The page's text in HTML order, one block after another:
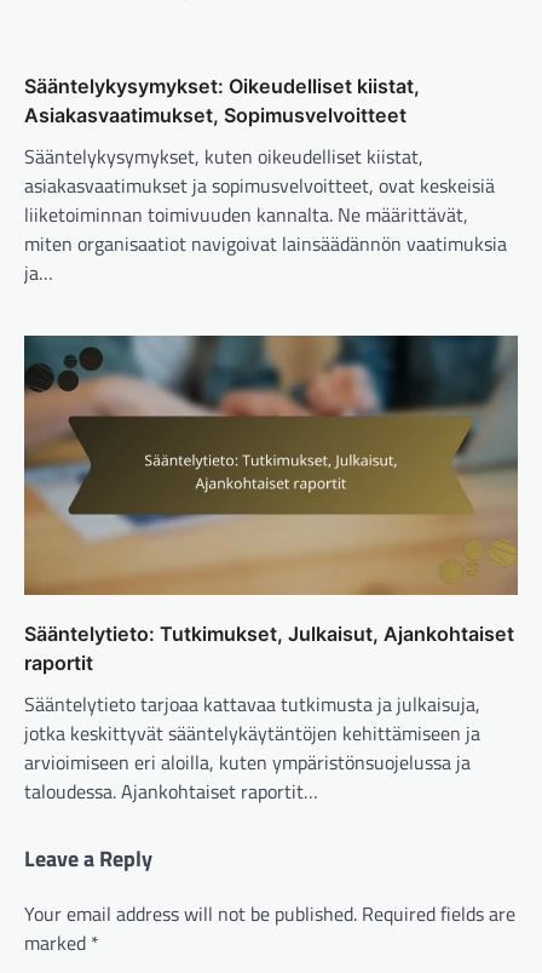
Sääntelykysymykset: Oikeudelliset kiistat,
Asiakasvaatimukset, Sopimusvelvoitteet
Sääntelykysymykset, kuten oikeudelliset kiistat,
asiakasvaatimukset ja sopimusvelvoitteet, ovat keskeisiä
liiketoiminnan toimivuuden kannalta. Ne määrittävät,
miten organisaatiot navigoivat lainsäädännön vaatimuksia
ja…
Sääntelytieto: Tutkimukset, Julkaisut, Ajankohtaiset
raportit
Sääntelytieto tarjoaa kattavaa tutkimusta ja julkaisuja,
jotka keskittyvät sääntelykäytäntöjen kehittämiseen ja
arvioimiseen eri aloilla, kuten ympäristönsuojelussa ja
taloudessa. Ajankohtaiset raportit…
Leave a Reply
Your email address will not be published. Required fields are
marked *